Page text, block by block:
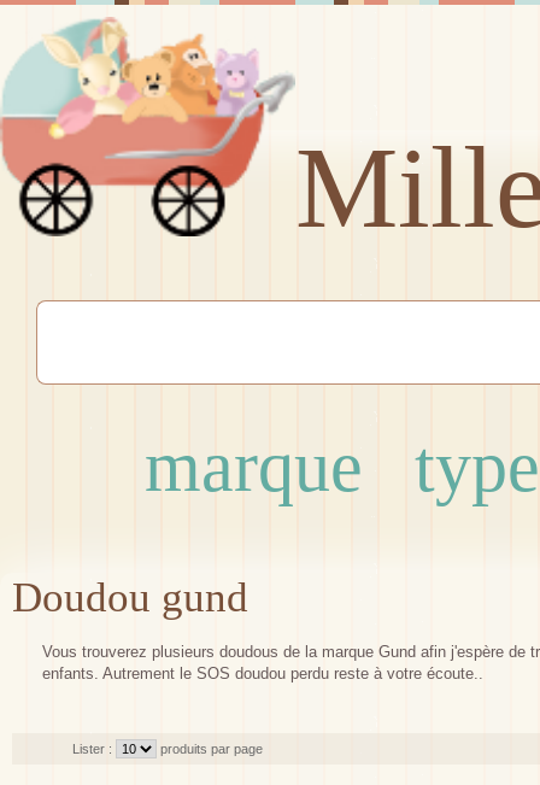
marque type
Doudou gund
Vous trouverez plusieurs doudous de la marque Gund afin j'espère
enfants. Autrement le SOS doudou perdu reste à votre écoute..
Lister : produits par page